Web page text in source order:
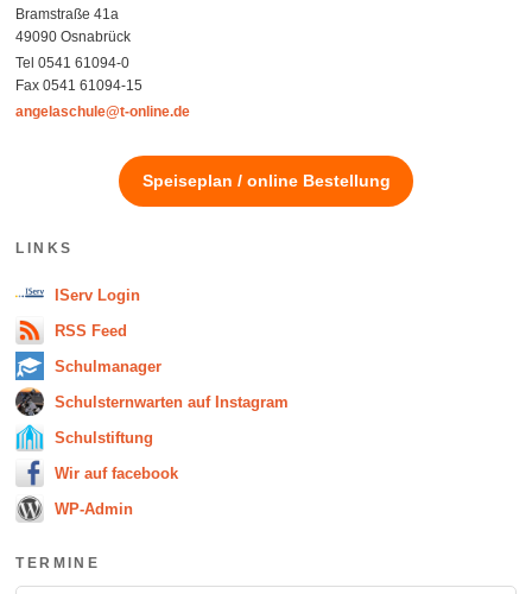
Bramstraße 41a
49090 Osnabrück
Tel 0541 61094-0
Fax 0541 61094-15
angelaschule@t-online.de
Speiseplan / online Bestellung
LINKS
IServ Login
RSS Feed
Schulmanager
Schulsternwarten auf Instagram
Schulstiftung
Wir auf facebook
WP-Admin
TERMINE